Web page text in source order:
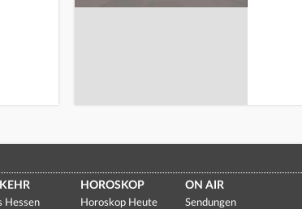
Hessen
HOROSKOP
Horoskop Heute
ON AIR
Sendungen